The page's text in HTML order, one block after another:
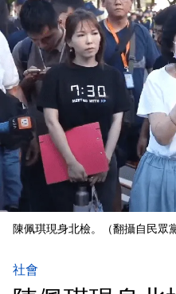
陳佩琪現身北檢。（翻攝自民眾黨
社會